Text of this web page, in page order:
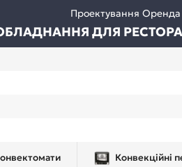
Проектування
ДЛЯ
Конвекційні